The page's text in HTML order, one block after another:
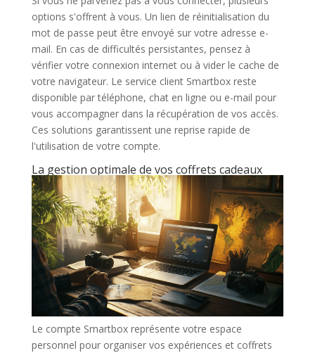
options s'offrent à vous. Un lien de réinitialisation du
mot de passe peut être envoyé sur votre adresse e-
mail. En cas de difficultés persistantes, pensez à
vérifier votre connexion internet ou à vider le cache de
votre navigateur. Le service client Smartbox reste
disponible par téléphone, chat en ligne ou e-mail pour
vous accompagner dans la récupération de vos accès.
Ces solutions garantissent une reprise rapide de
l'utilisation de votre compte.
La gestion optimale de vos coffrets cadeaux
Le compte Smartbox représente votre espace
personnel pour organiser vos expériences et coffrets